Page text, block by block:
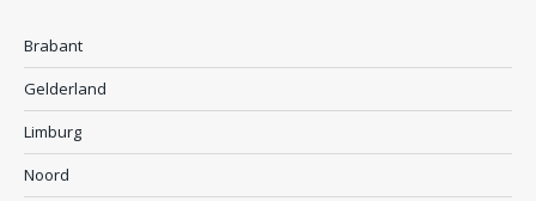
Brabant
Gelderland
Limburg
Noord